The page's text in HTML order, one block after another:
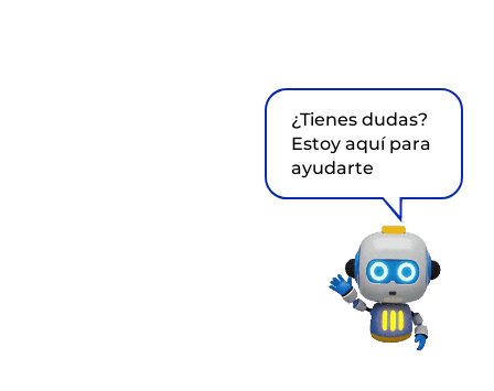
¿Tienes dudas?
Estoy aquí para
ayudarte